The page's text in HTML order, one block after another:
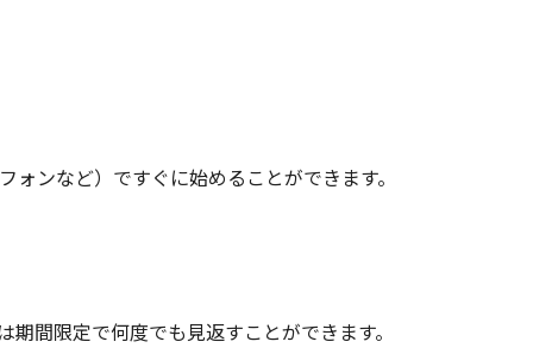
ンなど）ですぐに始めることができます。
間限定で何度でも見返すことができます。